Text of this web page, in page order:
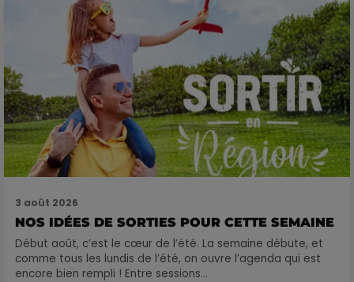
3 août 2026
NOS IDÉES DE SORTIES POUR CETTE SEMAINE
Début août, c’est le cœur de l’été. La semaine débute, et
comme tous les lundis de l’été, on ouvre l’agenda qui est
encore bien rempli ! Entre sessions...